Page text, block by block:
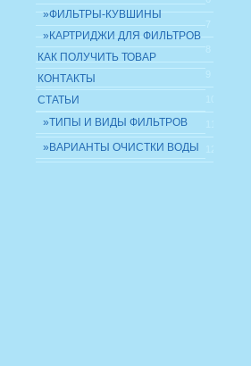
»ФИЛЬТРЫ-КУВШИНЫ
»КАРТРИДЖИ ДЛЯ ФИЛЬТРОВ
КАК ПОЛУЧИТЬ ТОВАР
КОНТАКТЫ
СТАТЬИ
»ТИПЫ И ВИДЫ ФИЛЬТРОВ
»ВАРИАНТЫ ОЧИСТКИ ВОДЫ